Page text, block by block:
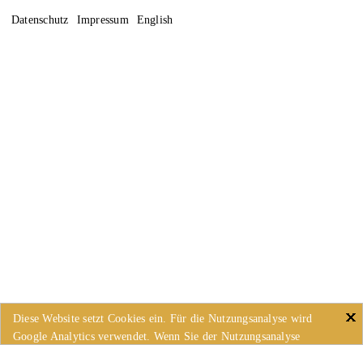
Datenschutz Impressum English
Diese Website setzt Cookies ein. Für die Nutzungsanalyse wird
Google Analytics verwendet. Wenn Sie der Nutzungsanalyse